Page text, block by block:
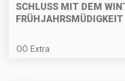
SCHLUSS MIT DEM
FRÜHJAHRSMÜDIGKEIT
OÖ Extra